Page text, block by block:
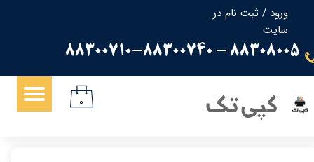
ورود / ثبت نام در
سایت
حساب کاربری من
تغییر گذر واژه
سفارشات
88308005 - 88300710-88300740
کپی تک ۰